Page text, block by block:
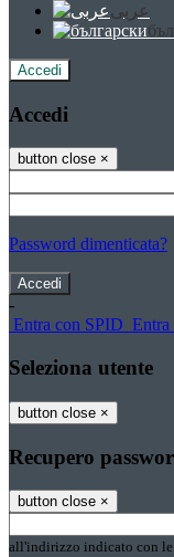
عربى
Accedi
Accedi
button close ×
Password dimenticata?
-
Entra con SPID Entra
Seleziona utente
button close ×
Recupero
button close ×
all'indirizzo indicato con le